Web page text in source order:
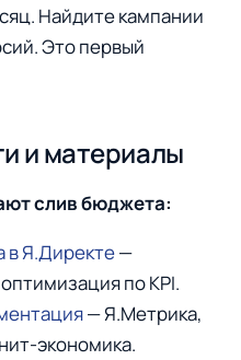
Найдите кампании
Это первый
и материалы
слив бюджета:
в Я.Директе—
по KPI.
— Я.Метрика,
экономика.